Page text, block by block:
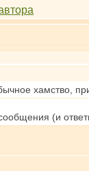
хамство,
(и